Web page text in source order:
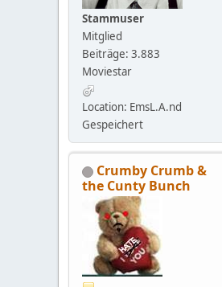
Stammuser
Mitglied
Beiträge: 3.883
Moviestar
Location: EmsL.A.nd
Gespeichert
Crumby Crumb &
the Cunty Bunch